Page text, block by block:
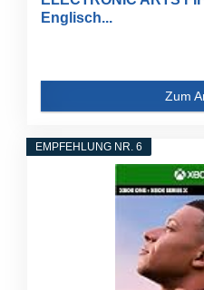
Englisch...
Zum
EMPFEHLUNG NR. 6